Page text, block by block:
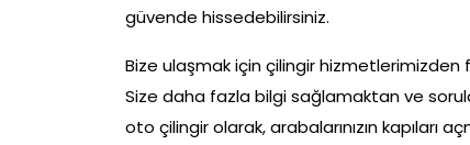
güvende hissedebilirsiniz.
Bize ulaşmak için çilingir
Size daha fazla bilgi sağlamaktan ve
oto çilingir olarak, arabalarınızın kapıları